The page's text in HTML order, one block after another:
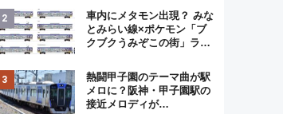
格謎解き・グッズ情報まと
め
車内にメタモン出現？ みな
とみらい線×ポケモン「ブ
クブクうみぞこの街」ラッ
この夏は直通列車で横浜
へ！
熱闘甲子園のテーマ曲が駅
メロに？阪神・甲子園駅の
接近メロディが